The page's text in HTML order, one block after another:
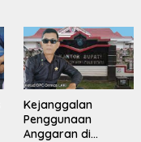
Kejanggalan
Penggunaan
Anggaran di